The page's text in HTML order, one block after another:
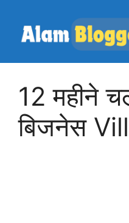
content
12 महीने
बिजनेस